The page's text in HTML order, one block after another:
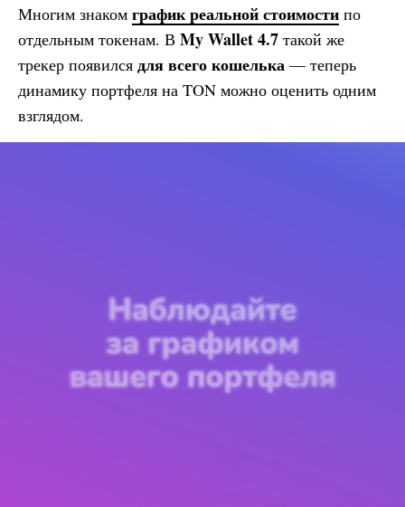
Многим знаком график реальной стоимости по
отдельным токенам. В My Wallet4.7 такой же
трекер появился для всего кошелька — теперь
динамику портфеля на TON можно оценить одним
взглядом.